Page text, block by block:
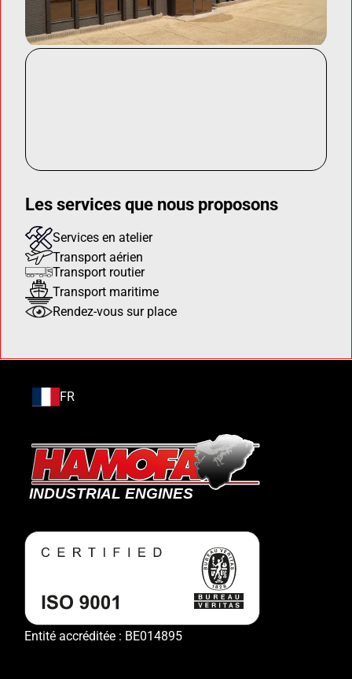
Les services que nous proposons
Services en atelier
Transport aérien
Transport routier
Transport maritime
Rendez-vous sur place
FR
Entité accréditée : BE014895